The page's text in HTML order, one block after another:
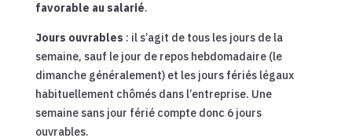
favorable au salarié.
Jours ouvrables : il s’agit de tous les jours de la
semaine, sauf le jour de repos hebdomadaire (le
dimanche généralement) et les jours fériés légaux
habituellement chômés dans l’entreprise. Une
semaine sans jour férié compte donc 6 jours
ouvrables.